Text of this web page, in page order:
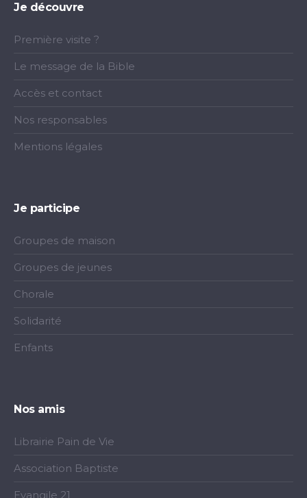
Je découvre
Première visite ?
Le message de la Bible
Accès et contact
Nos responsables
Mentions légales
Je participe
Groupes de maison
Groupes de jeunes
Chorale
Solidarité
Enfants
Nos amis
Librairie Pain de Vie
Association Baptiste
Evangile 21